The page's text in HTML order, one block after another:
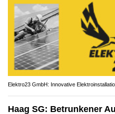
Elektro23 GmbH: Innovative
Haag SG: Betrunkener